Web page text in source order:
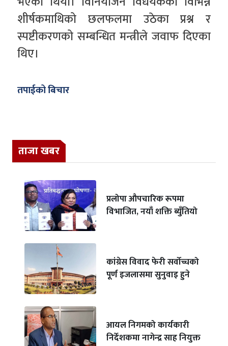
शीर्षकमाथिको छलफलमा उठेका प्रश्न र
स्पष्टीकरणको सम्बन्धित मन्त्रीले जवाफ दिएका
थिए।
तपाईको बिचार
ताजा खबर
प्रलोपा औपचारिक रूपमा
विभाजित, नयाँ शक्ति ब्युँतियो
कांग्रेस विवाद फेरी सर्वोच्चको
पूर्ण इजलासमा सुनुवाइ हुने
आयल निगमको कार्यकारी
निर्देशकमा नागेन्द्र साह नियुक्त